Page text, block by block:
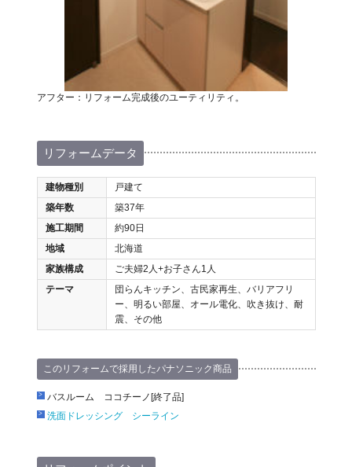
アフター：リフォーム完成後のユーティリティ。
リフォームデータ
建物種別
戸建て
築年数
築37年
施工期間
約90日
地域
北海道
家族構成
ご夫婦2人+お子さん1人
テーマ
団らんキッチン、古民家再生、バリアフリ
ー、明るい部屋、オール電化、吹き抜け、耐
震、その他
このリフォームで採用したパナソニック商品
バスルーム ココチーノ[終了品]
洗面ドレッシング シーライン